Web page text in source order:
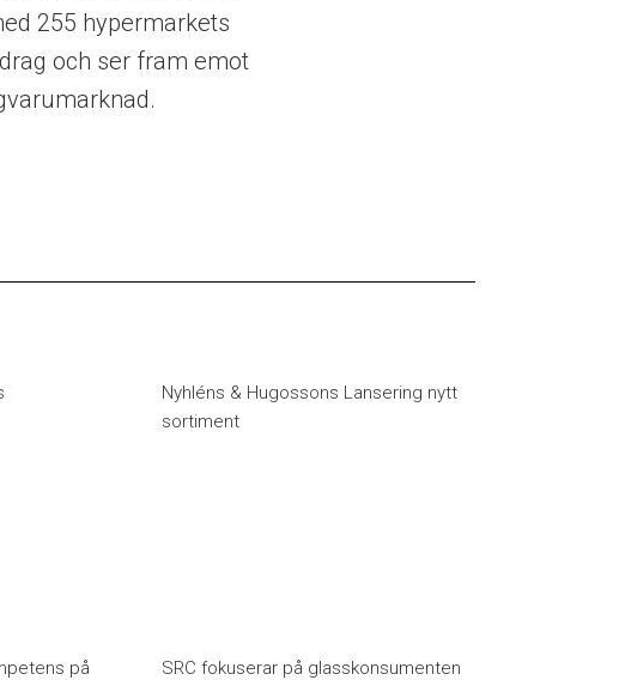
255 hypermarkets
och ser fram emot
Nyhléns & Hugossons Lansering nytt
sortiment
på
SRC fokuserar på glasskonsumenten